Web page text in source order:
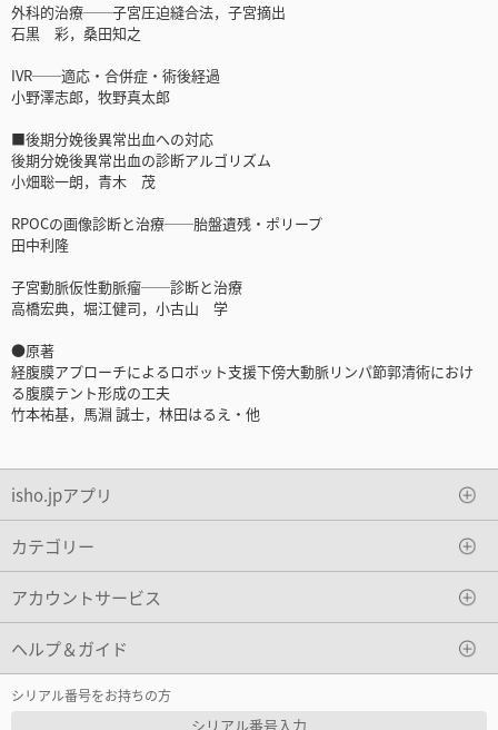
外科的治療──子宮圧迫縫合法，子宮摘出
石黒 彩，桑田知之
IVR──適応・合併症・術後経過
小野澤志郎，牧野真太郎
■後期分娩後異常出血への対応
後期分娩後異常出血の診断アルゴリズム
小畑聡一朗，青木 茂
RPOCの画像診断と治療──胎盤遺残・ポリープ
田中利隆
子宮動脈仮性動脈瘤──診断と治療
高橋宏典，堀江健司，小古山 学
●原著
経腹膜アプローチによるロボット支援下傍大動脈リンパ節郭清術におけ
る腹膜テント形成の工夫
竹本祐基，馬淵 誠士，林田はるえ・他
isho.jpアプリ
カテゴリー
アカウントサービス
ヘルプ＆ガイド
シリアル番号をお持ちの方
シリアル番号入力